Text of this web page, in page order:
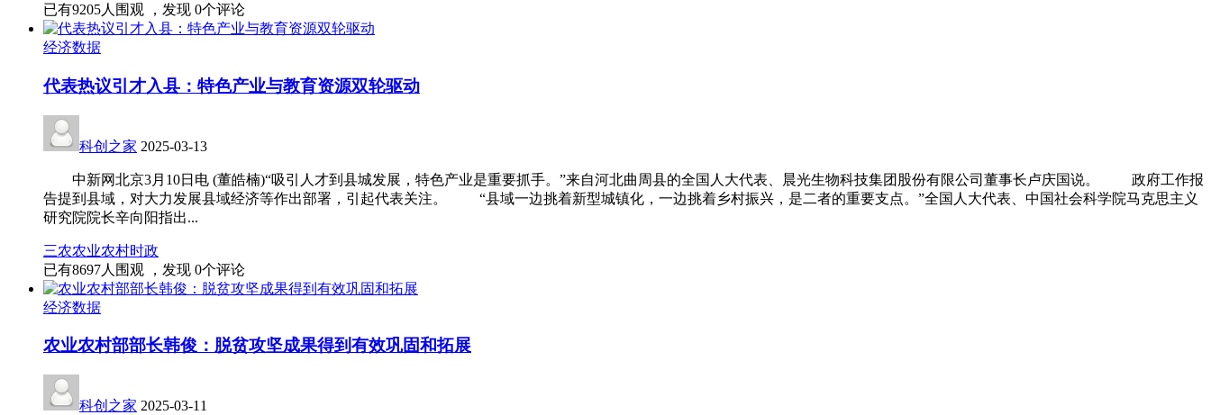
已有9205人围观 ，发现 0个评论
经济数据
代表热议引才入县：特色产业与教育资源双轮驱动
科创之家 2025-03-13
中新网北京3月10日电 (董皓楠)“吸引人才到县城发展，特色产业是重要抓手。”来自河北曲周县的全国人大代表、晨光生物科技集团股份有限公司董事长卢庆国说。 政府工作报
告提到县域，对大力发展县域经济等作出部署，引起代表关注。 “县域一边挑着新型城镇化，一边挑着乡村振兴，是二者的重要支点。”全国人大代表、中国社会科学院马克思主义
研究院院长辛向阳指出...
三农农业农村时政
已有8697人围观 ，发现 0个评论
经济数据
农业农村部部长韩俊：脱贫攻坚成果得到有效巩固和拓展
科创之家 2025-03-11